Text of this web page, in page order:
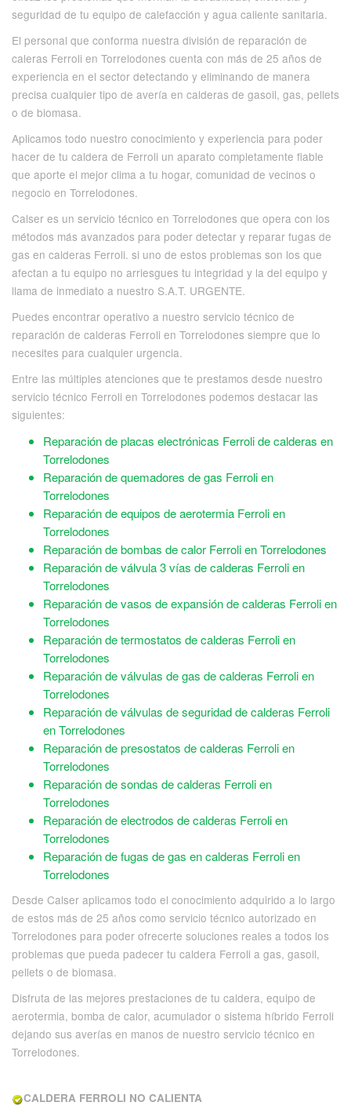
seguridad de tu equipo de calefacción y agua caliente sanitaria.
El personal que conforma nuestra división de reparación de
caleras Ferroli en Torrelodones cuenta con más de 25 años de
experiencia en el sector detectando y eliminando de manera
precisa cualquier tipo de avería en calderas de gasoil, gas, pellets
o de biomasa.
Aplicamos todo nuestro conocimiento y experiencia para poder
hacer de tu caldera de Ferroli un aparato completamente fiable
que aporte el mejor clima a tu hogar, comunidad de vecinos o
negocio en Torrelodones.
Calser es un servicio técnico en Torrelodones que opera con los
métodos más avanzados para poder detectar y reparar fugas de
gas en calderas Ferroli. si uno de estos problemas son los que
afectan a tu equipo no arriesgues tu integridad y la del equipo y
llama de inmediato a nuestro S.A.T. URGENTE.
Puedes encontrar operativo a nuestro servicio técnico de
reparación de calderas Ferroli en Torrelodones siempre que lo
necesites para cualquier urgencia.
Entre las múltiples atenciones que te prestamos desde nuestro
servicio técnico Ferroli en Torrelodones podemos destacar las
siguientes:
Reparación de placas electrónicas Ferroli de calderas en
Torrelodones
Reparación de quemadores de gas Ferroli en
Torrelodones
Reparación de equipos de aerotermia Ferroli en
Torrelodones
Reparación de bombas de calor Ferroli en Torrelodones
Reparación de válvula 3 vías de calderas Ferroli en
Torrelodones
Reparación de vasos de expansión de calderas Ferroli en
Torrelodones
Reparación de termostatos de calderas Ferroli en
Torrelodones
Reparación de válvulas de gas de calderas Ferroli en
Torrelodones
Reparación de válvulas de seguridad de calderas Ferroli
en Torrelodones
Reparación de presostatos de calderas Ferroli en
Torrelodones
Reparación de sondas de calderas Ferroli en
Torrelodones
Reparación de electrodos de calderas Ferroli en
Torrelodones
Reparación de fugas de gas en calderas Ferroli en
Torrelodones
Desde Calser aplicamos todo el conocimiento adquirido a lo largo
de estos más de 25 años como servicio técnico autorizado en
Torrelodones para poder ofrecerte soluciones reales a todos los
problemas que pueda padecer tu caldera Ferroli a gas, gasoil,
pellets o de biomasa.
Disfruta de las mejores prestaciones de tu caldera, equipo de
aerotermia, bomba de calor, acumulador o sistema híbrido Ferroli
dejando sus averías en manos de nuestro servicio técnico en
Torrelodones.
CALDERA FERROLI NO CALIENTA